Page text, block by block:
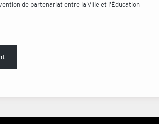
de partenariat entre la Ville et l'Éducation